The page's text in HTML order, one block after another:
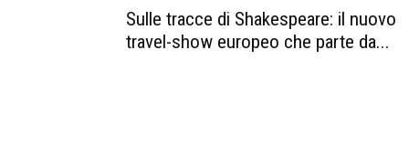
Sulle tracce di Shakespeare: il nuovo
travel-show europeo che parte da...